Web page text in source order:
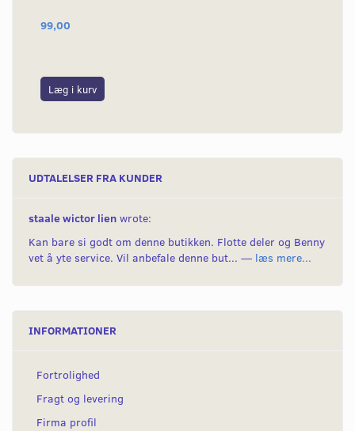
99,00
Læg i kurv
UDTALELSER FRA KUNDER
staale wictor lien wrote:
Kan bare si godt om denne butikken. Flotte deler og Benny
vet å yte service. Vil anbefale denne but... — læs mere...
INFORMATIONER
Fortrolighed
Fragt og levering
Firma profil